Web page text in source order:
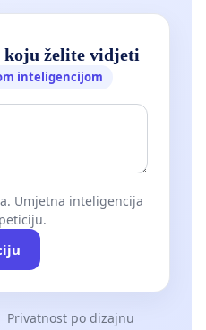
koju želite vidjeti
inteligencijom
Umjetna inteligencija
Privatnost po dizajnu